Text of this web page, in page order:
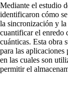
Mediante el estudio
identificaron cómo
la sincronización y la
cuantificar el enredo
cuánticas. Esta obra
para las aplicaciones
en las cuales son
permitir el